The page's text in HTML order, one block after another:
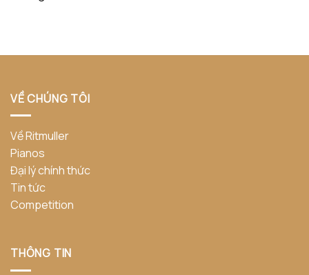
VỀ CHÚNG TÔI
Về Ritmuller
Pianos
Đại lý chính thức
Tin tức
Competition
THÔNG TIN